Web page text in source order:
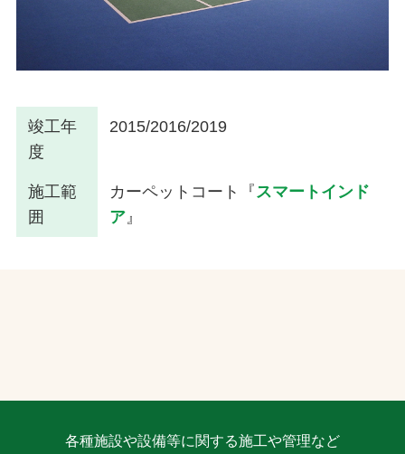
竣工年
度
2015/2016/2019
施工範
囲
カーペットコート『スマートインド
ア』
各種施設や設備等に関する施工や管理など